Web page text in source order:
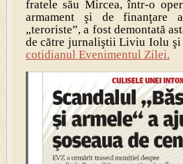
fratele său Mircea, într-o
armament şi de finanţare
„teroriste”, a fost demontată
de către jurnaliştii Liviu Iolu
cotidianul Evenimentul Zilei.